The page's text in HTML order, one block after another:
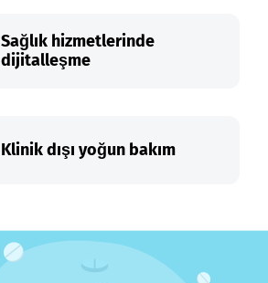
Sağlık hizmetlerinde
dijitalleşme
Klinik dışı yoğun bakım